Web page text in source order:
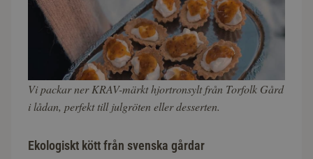
Vi packar ner KRAV-märkt hjortronsylt från Torfolk Gård
i lådan, perfekt till julgröten eller desserten.
Ekologiskt kött från svenska gårdar